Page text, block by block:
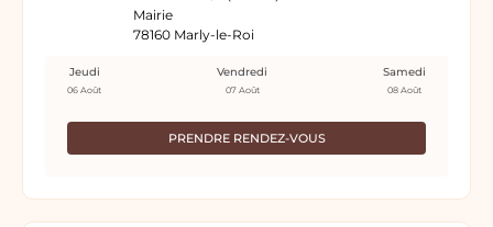
Mairie
78160 Marly-le-Roi
PRENDRE RENDEZ-VOUS
Jeudi
06 Août
Vendredi
07 Août
Samedi
08 Août